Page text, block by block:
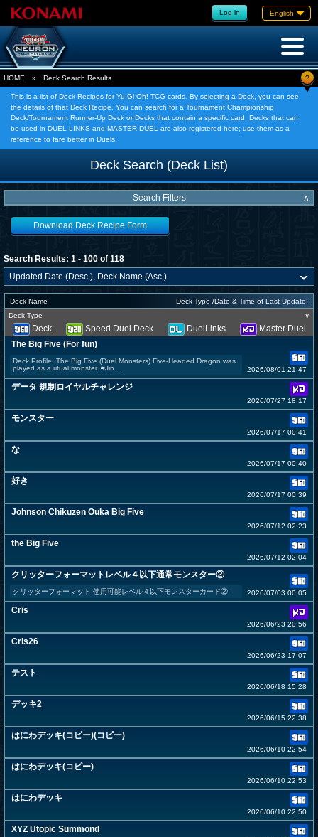
Log in English
HOME » Deck Search Results ?
This is a list of Deck Recipes for Yu-Gi-Oh! TCG cards. By selecting a Deck, you can see
the details of that Deck Recipe. You can search for a Tournament Championship
Deck/Tournament Runner-Up Deck or Decks that contain a specific card. Decks that can
be used in DUEL LINKS and MASTER DUEL are also registered here; use them as a
reference to fare better in Duels.
Deck Search (Deck List)
Search Filters ∧
Download Deck Recipe Form
Search Results: 1 - 100 of 118
Deck Name
Deck Type /Date & Time of Last Update:
Deck Type
∨
Deck Speed Duel Deck DuelLinks
Master Duel
The Big Five (For fun)
Deck Profile: The Big Five (Duel Monsters) Five-Headed Dragon was
played as a ritual monster. #Jin...
2026/08/01 21:47
データ 規制ロイヤルチャレンジ
2026/07/27 18:17
モンスター
2026/07/17 00:41
な
2026/07/17 00:40
好き
2026/07/17 00:39
Johnson Chikuzen Ouka Big Five
2026/07/12 02:23
the Big Five
2026/07/12 02:04
クリッターフォーマットレベル４以下通常モンスター②
クリッターフォーマット 使用可能レベル４以下モンスターカード② 2026/07/03 00:05
Cris
2026/06/23 20:56
Cris26
2026/06/23 17:07
テスト
2026/06/18 15:28
デッキ2
2026/06/15 22:38
はにわデッキ(コピー)(コピー)
2026/06/10 22:54
はにわデッキ(コピー)
2026/06/10 22:53
はにわデッキ
2026/06/10 22:50
XYZ Utopic Summond